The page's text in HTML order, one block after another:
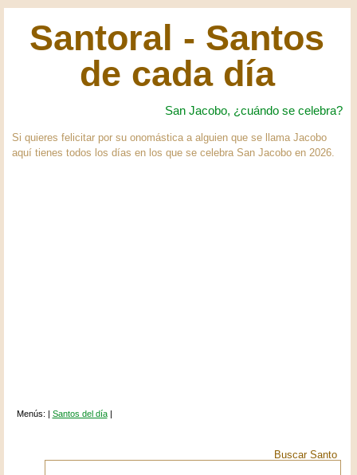
Santoral - Santos
de cada día
San Jacobo, ¿cuándo se celebra?
Si quieres felicitar por su onomástica a alguien que se llama Jacobo
aquí tienes todos los días en los que se celebra San Jacobo en 2026.
Menús: | Santos del día|
Buscar Santo